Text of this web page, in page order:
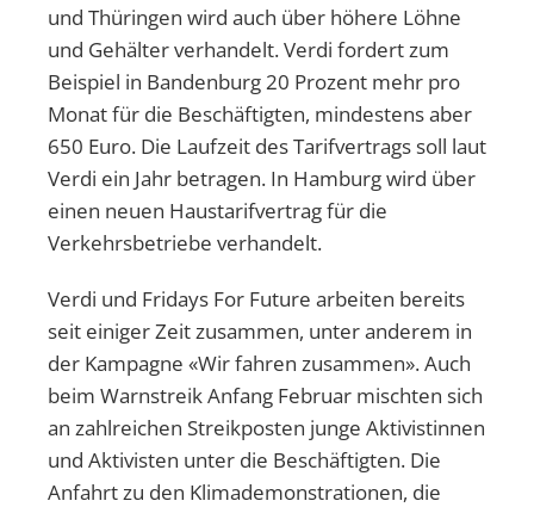
und Thüringen wird auch über höhere Löhne
und Gehälter verhandelt. Verdi fordert zum
Beispiel in Bandenburg 20 Prozent mehr pro
Monat für die Beschäftigten, mindestens aber
650 Euro. Die Laufzeit des Tarifvertrags soll laut
Verdi ein Jahr betragen. In Hamburg wird über
einen neuen Haustarifvertrag für die
Verkehrsbetriebe verhandelt.
Verdi und Fridays For Future arbeiten bereits
seit einiger Zeit zusammen, unter anderem in
der Kampagne «Wir fahren zusammen». Auch
beim Warnstreik Anfang Februar mischten sich
an zahlreichen Streikposten junge Aktivistinnen
und Aktivisten unter die Beschäftigten. Die
Anfahrt zu den Klimademonstrationen, die